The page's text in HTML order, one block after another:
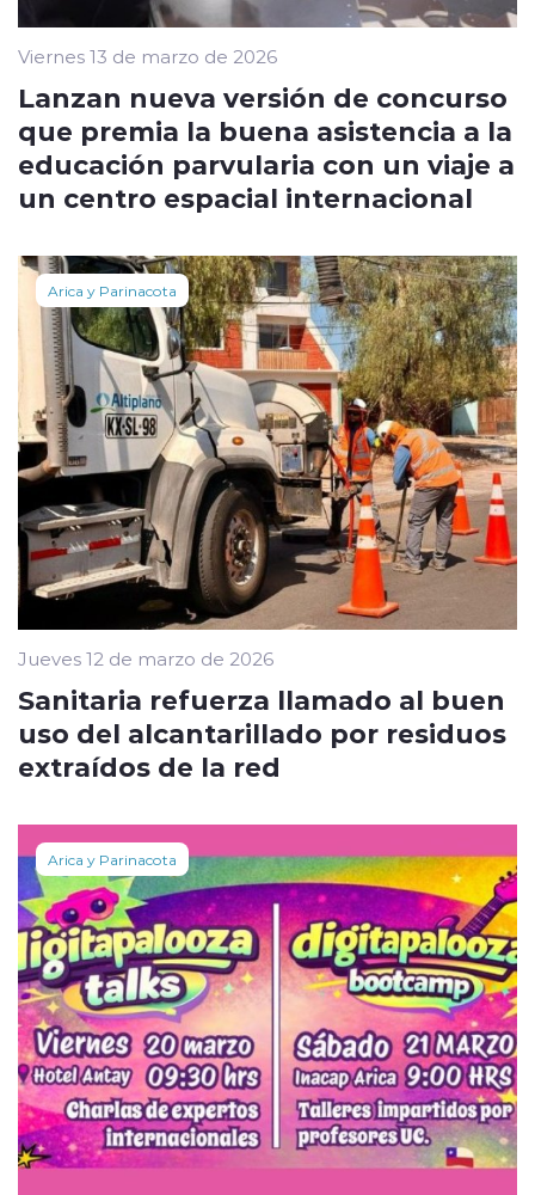
Viernes 13 de marzo de 2026
Lanzan nueva versión de concurso
que premia la buena asistencia a la
educación parvularia con un viaje a
un centro espacial internacional
Arica y Parinacota
Jueves 12 de marzo de 2026
Sanitaria refuerza llamado al buen
uso del alcantarillado por residuos
extraídos de la red
Arica y Parinacota